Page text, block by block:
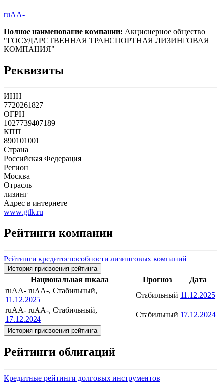
ruAA-
Полное наименование компании: Акционерное общество
"ГОСУДАРСТВЕННАЯ ТРАНСПОРТНАЯ ЛИЗИНГОВАЯ
КОМПАНИЯ"
Реквизиты
ИНН
7720261827
ОГРН
1027739407189
КПП
890101001
Страна
Российская Федерация
Регион
Москва
Отрасль
лизинг
Адрес в интернете
www.gtlk.ru
Рейтинги компании
Рейтинги кредитоспособности лизинговых компаний
История присвоения рейтинга
Национальная шкала Прогноз
Дата
ruAA- ruAA-, Стабильный,
11.12.2025
Стабильный 11.12.2025
ruAA- ruAA-, Стабильный,
17.12.2024
Стабильный 17.12.2024
История присвоения рейтинга
Рейтинги облигаций
Кредитные рейтинги долговых инструментов